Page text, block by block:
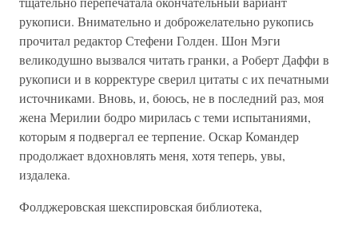
рукописи. Внимательно и доброжелательно рукопись
прочитал редактор Стефени Голден. Шон Мэги
великодушно вызвался читать гранки, а Роберт Даффи в
рукописи и в корректуре сверил цитаты с их печатными
источниками. Вновь, и, боюсь, не в последний раз, моя
жена Мерилии бодро мирилась с теми испытаниями,
которым я подвергал ее терпение. Оскар Командер
продолжает вдохновлять меня, хотя теперь, увы,
издалека.
Фолджеровская шекспировская библиотека,